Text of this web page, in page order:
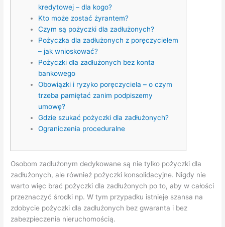
kredytowej – dla kogo?
Kto może zostać żyrantem?
Czym są pożyczki dla zadłużonych?
Pożyczka dla zadłużonych z poręczycielem
– jak wnioskować?
Pożyczki dla zadłużonych bez konta
bankowego
Obowiązki i ryzyko poręczyciela – o czym
trzeba pamiętać zanim podpiszemy
umowę?
Gdzie szukać pożyczki dla zadłużonych?
Ograniczenia proceduralne
Osobom zadłużonym dedykowane są nie tylko pożyczki dla
zadłużonych, ale również pożyczki konsolidacyjne. Nigdy nie
warto więc brać pożyczki dla zadłużonych po to, aby w całości
przeznaczyć środki np. W tym przypadku istnieje szansa na
zdobycie pożyczki dla zadłużonych bez gwaranta i bez
zabezpieczenia nieruchomością.